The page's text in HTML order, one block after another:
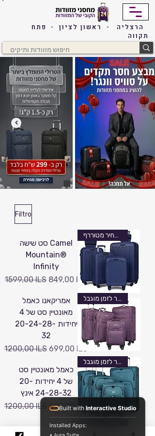
הרצליה - ראשון לציון - פתח
תקווה
Filtro
שש יחידות מחיר מטוררף
סט שישה Camel
Mountain®
Infinity
Precio
1599,00 ILS Precio de oferta
849,00 ILS
מחיר לזמן מוגבל
אמריקאנו כאמל
מאונטיין סט של 4
יחידות 20-24-28-
32
Precio
1200,00 ILS Precio de oferta
699,00 ILS
מחיר לזמן מוגבל
כאמל מאונטיין סט
של 4 יחידות 20-
24-28-32 אינץ
Precio
1200,00 ILS Precio de oferta
699,00 ILS
Built with Interactive Studio
Installed Apps: